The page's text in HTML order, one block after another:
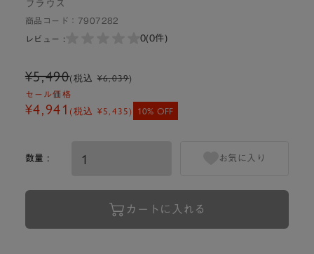
ブラウス
商品コード： 7907282
レビュー : 0(0件)
¥5,490(税込¥6,039)
セール価格
¥4,941 (税込 ¥5,435) 10% OFF
数量 :
カートに入れる
お気に入り